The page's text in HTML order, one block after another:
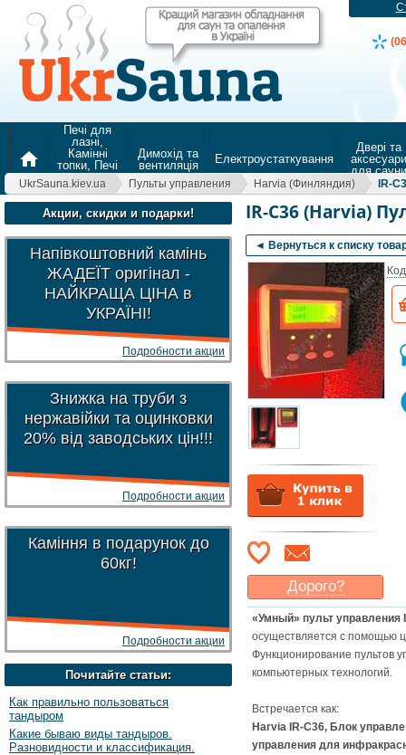
home
Печі для
лазні,
Камінні
топки, Печі
для
опалення
Димохід та
вентиляція
Електроустаткування
Двері та
аксесуари
для сауни
UkrSauna.kiev.ua Пульты управления Harvia (Финляндия) IR-
Акции, скидки и подарки!
Напівкоштовний камінь
ЖАДЕЇТ оригінал -
НАЙКРАЩА ЦІНА в
УКРАЇНІ!
Подробности акции
Знижка на труби з
нержавійки та оцинковки
20% від заводських цін!!!
Подробности акции
Каміння в подарунок до
60кг!
Подробности акции
Почитайте статьи:
Как правильно пользоваться
тандыром
Какие бываю виды тандыров.
Разновидности и классификация.
IR-C36 (Harvia)
◄ Вернуться к списку
Дорого?
Какая ценамогла бы
Вас
устроить?
Указать цену
«Умный» пульт управления
осуществляется с помощью
Функционирование пультов
компьютерных технологий.
Встречается как:
Harvia IR-C36, Блок
управления для